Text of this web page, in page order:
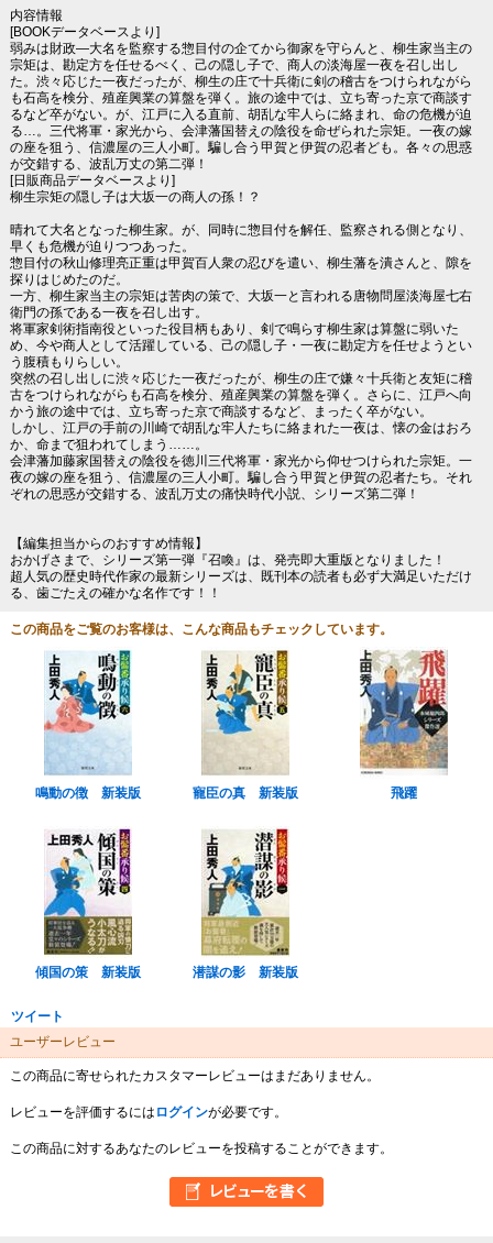
内容情報
[BOOKデータベースより]
弱みは財政―大名を監察する惣目付の企てから御家を守らんと、柳生家当主の
宗矩は、勘定方を任せるべく、己の隠し子で、商人の淡海屋一夜を召し出し
た。渋々応じた一夜だったが、柳生の庄で十兵衛に剣の稽古をつけられながら
も石高を検分、殖産興業の算盤を弾く。旅の途中では、立ち寄った京で商談す
るなど卒がない。が、江戸に入る直前、胡乱な牢人らに絡まれ、命の危機が迫
る…。三代将軍・家光から、会津藩国替えの陰役を命ぜられた宗矩。一夜の嫁
の座を狙う、信濃屋の三人小町。騙し合う甲賀と伊賀の忍者ども。各々の思惑
が交錯する、波乱万丈の第二弾！
[日販商品データベースより]
柳生宗矩の隠し子は大坂一の商人の孫！？
晴れて大名となった柳生家。が、同時に惣目付を解任、監察される側となり、
早くも危機が迫りつつあった。
惣目付の秋山修理亮正重は甲賀百人衆の忍びを遣い、柳生藩を潰さんと、隙を
探りはじめたのだ。
一方、柳生家当主の宗矩は苦肉の策で、大坂一と言われる唐物問屋淡海屋七右
衛門の孫である一夜を召し出す。
将軍家剣術指南役といった役目柄もあり、剣で鳴らす柳生家は算盤に弱いた
め、今や商人として活躍している、己の隠し子・一夜に勘定方を任せようとい
う腹積もりらしい。
突然の召し出しに渋々応じた一夜だったが、柳生の庄で嫌々十兵衛と友矩に稽
古をつけられながらも石高を検分、殖産興業の算盤を弾く。さらに、江戸へ向
かう旅の途中では、立ち寄った京で商談するなど、まったく卒がない。
しかし、江戸の手前の川崎で胡乱な牢人たちに絡まれた一夜は、懐の金はおろ
か、命まで狙われてしまう……。
会津藩加藤家国替えの陰役を徳川三代将軍・家光から仰せつけられた宗矩。一
夜の嫁の座を狙う、信濃屋の三人小町。騙し合う甲賀と伊賀の忍者たち。それ
ぞれの思惑が交錯する、波乱万丈の痛快時代小説、シリーズ第二弾！
【編集担当からのおすすめ情報】
おかげさまで、シリーズ第一弾『召喚』は、発売即大重版となりました！
超人気の歴史時代作家の最新シリーズは、既刊本の読者も必ず大満足いただけ
る、歯ごたえの確かな名作です！！
この商品をご覧のお客様は、こんな商品もチェックしています。
鳴動の徴 新装版 寵臣の真 新装版 飛躍
傾国の策 新装版 潜謀の影 新装版
ツイート
ユーザーレビュー
この商品に寄せられたカスタマーレビューはまだありません。
レビューを評価するには ログインが必要です。
この商品に対するあなたのレビューを投稿することができます。